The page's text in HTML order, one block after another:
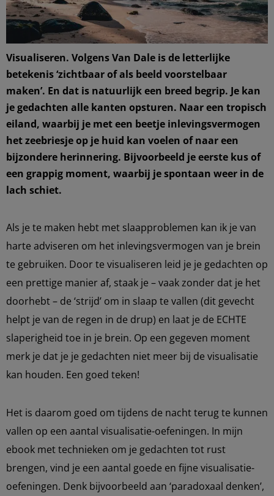
Visualiseren. Volgens Van Dale is de letterlijke
betekenis ‘zichtbaar of als beeld voorstelbaar
maken’. En dat is natuurlijk een breed begrip. Je kan
je gedachten alle kanten opsturen. Naar een tropisch
eiland, waarbij je met een beetje inlevingsvermogen
het zeebriesje op je huid kan voelen of naar een
bijzondere herinnering. Bijvoorbeeld je eerste kus of
een grappig moment, waarbij je spontaan weer in de
lach schiet.
Als je te maken hebt met slaapproblemen kan ik je van
harte adviseren om het inlevingsvermogen van je brein
te gebruiken. Door te visualiseren leid je je gedachten op
een prettige manier af, staak je – vaak zonder dat je het
doorhebt – de ‘strijd’ om in slaap te vallen (dit gevecht
helpt je van de regen in de drup) en laat je de ECHTE
slaperigheid toe in je brein. Op een gegeven moment
merk je dat je je gedachten niet meer bij de visualisatie
kan houden. Een goed teken!
Het is daarom goed om tijdens de nacht terug te kunnen
vallen op een aantal visualisatie-oefeningen. In mijn
ebook met technieken om je gedachten tot rust
brengen, vind je een aantal goede en fijne visualisatie-
oefeningen. Denk bijvoorbeeld aan ‘paradoxaal denken’,